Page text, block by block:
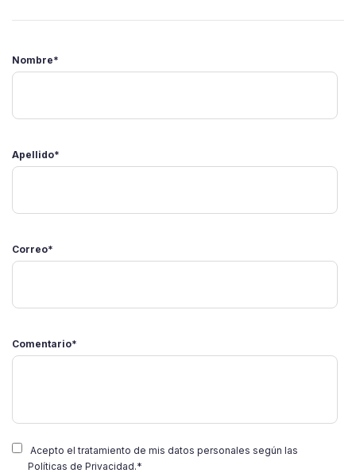
Nombre*
Apellido*
Correo*
Comentario*
Acepto el tratamiento de mis datos personales según las
Políticas de Privacidad.*